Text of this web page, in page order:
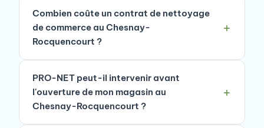
Combien coûte un contrat de nettoyage
de commerce au Chesnay-
Rocquencourt ?
PRO-NET peut-il intervenir avant
l'ouverture de mon magasin au
Chesnay-Rocquencourt ?